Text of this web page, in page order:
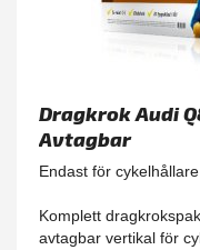
Dragkrok Audi
Avtagbar
Endast för
Komplett
avtagbar vertikal för